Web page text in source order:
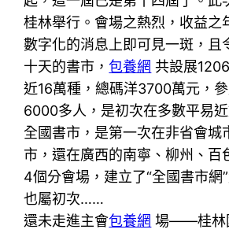
桂林舉行。會場之熱烈，收益之
數字化的消息上即可見一斑，且
十天的書市，包養網 共設展
近16萬種，總碼洋3700萬元，
6000多人，是初次在多數平易
全國書市，是第一次在非省會城
市，還在廣西的南寧、柳州、百
4個分會場，建立了“全國書市網
也屬初次……
還未走進主會包養網 場——桂林